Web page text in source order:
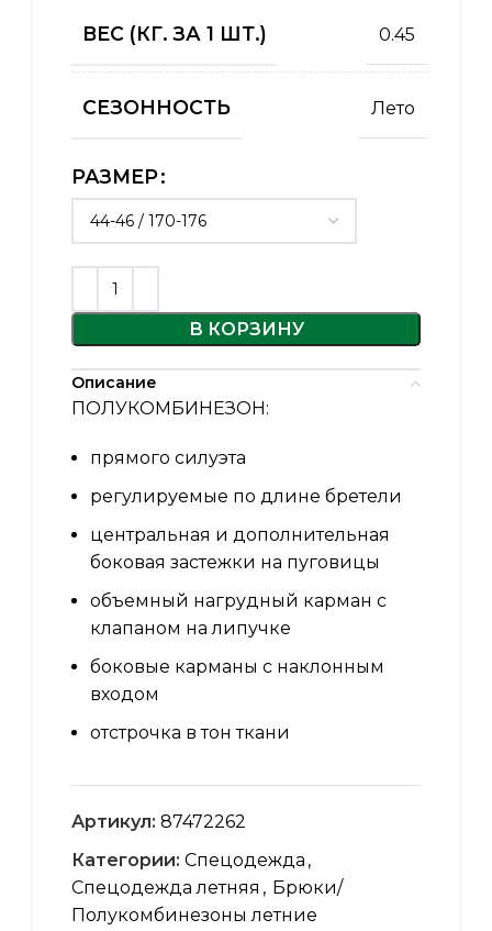
ВЕС (КГ. ЗА 1 ШТ.) 0.45
СЕЗОННОСТЬ Лето
РАЗМЕР
В КОРЗИНУ
Описание
ПОЛУКОМБИНЕЗОН:
прямого силуэта
регулируемые по длине бретели
центральная и дополнительная
боковая застежки на пуговицы
объемный нагрудный карман с
клапаном на липучке
боковые карманы с наклонным
входом
отстрочка в тон ткани
Артикул: 87472262
Категории: Спецодежда ,
Спецодежда летняя , Брюки/
Полукомбинезоны летние